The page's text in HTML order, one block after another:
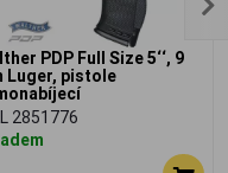
PDP Full Size 5‘‘, 9
Luger, pistole
2851776